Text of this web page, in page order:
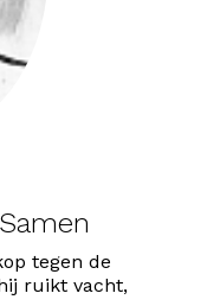
tegen de
ruikt vacht,